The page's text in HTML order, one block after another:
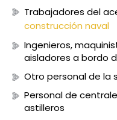
Trabajadores del
construcción naval
Ingenieros,
aisladores a bordo
Otro personal de la
Personal de
astilleros